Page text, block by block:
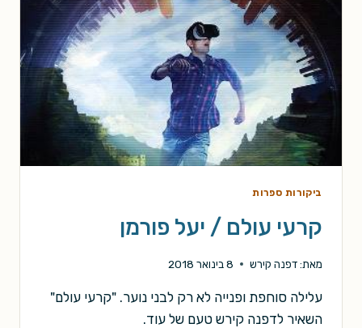
ביקורות ספרות
קרעי עולם / יעל פורמן
מאת:דפנה קירש 8 בינואר 2018
עלילה סוחפת ופנייה לא רק לבני נוער. "קרעי עולם"
השאיר לדפנה קירש טעם של עוד.